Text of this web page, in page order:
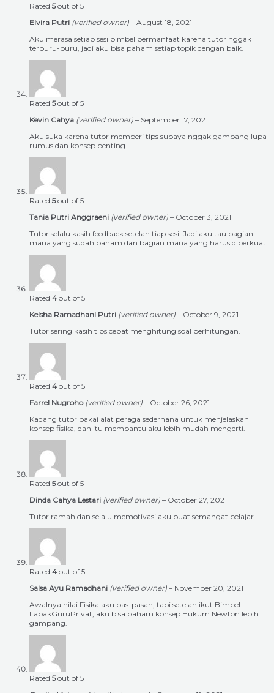
Rated 5out of 5
Elvira Putri (verified owner) – August 18, 2021
Aku merasa setiap sesi bimbel bermanfaat karena tutor nggak
terburu-buru, jadi aku bisa paham setiap topik dengan baik.
Rated 5out of 5
Kevin Cahya (verified owner) – September 17, 2021
Aku suka karena tutor memberi tips supaya nggak gampang lupa
rumus dan konsep penting.
Rated 5out of 5
Tania Putri Anggraeni (verified owner) – October 3, 2021
Tutor selalu kasih feedback setelah tiap sesi. Jadi aku tau bagian
mana yang sudah paham dan bagian mana yang harus diperkuat.
Rated 4 out of 5
Keisha Ramadhani Putri (verified owner) – October 9, 2021
Tutor sering kasih tips cepat menghitung soal perhitungan.
Rated 4 out of 5
Farrel Nugroho (verified owner) – October 26, 2021
Kadang tutor pakai alat peraga sederhana untuk menjelaskan
konsep fisika, dan itu membantu aku lebih mudah mengerti.
Rated 5out of 5
Dinda Cahya Lestari (verified owner) – October 27, 2021
Tutor ramah dan selalu memotivasi aku buat semangat belajar.
Rated 4 out of 5
Salsa Ayu Ramadhani (verified owner) – November 20, 2021
Awalnya nilai Fisika aku pas-pasan, tapi setelah ikut Bimbel
LapakGuruPrivat, aku bisa paham konsep Hukum Newton lebih
gampang.
Rated 5out of 5